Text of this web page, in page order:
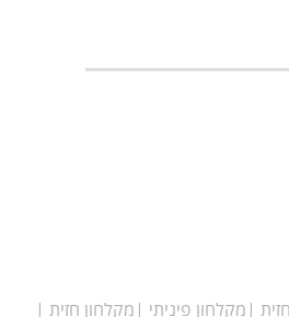
מקלחון פיניתי מקלחון חזית